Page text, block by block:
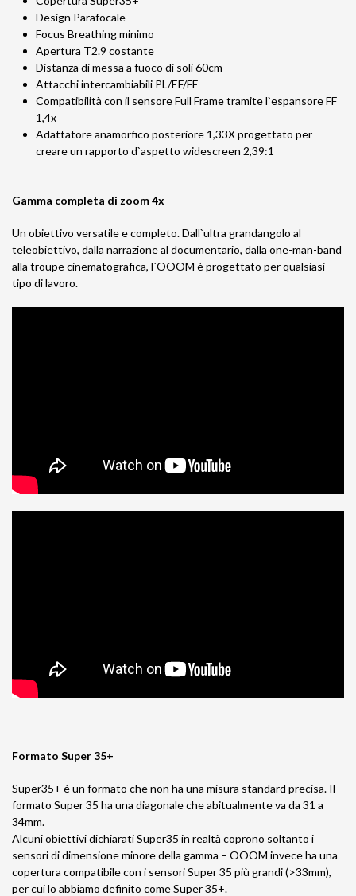
Design Parafocale
Focus Breathing minimo
Apertura T2.9 costante
Distanza di messa a fuoco di soli 60cm
Attacchi intercambiabili PL/EF/FE
Compatibilità con il sensore Full Frame tramite l`espansore FF
1,4x
Adattatore anamorfico posteriore 1,33X progettato per
creare un rapporto d`aspetto widescreen 2,39:1
Gamma completa di zoom 4x
Un obiettivo versatile e completo. Dall`ultra grandangolo al
teleobiettivo, dalla narrazione al documentario, dalla one-man-band
alla troupe cinematografica, l`OOOM è progettato per qualsiasi
tipo di lavoro.
Formato Super 35+
Super35+ è un formato che non ha una misura standard precisa. Il
formato Super 35 ha una diagonale che abitualmente va da 31 a
34mm.
Alcuni obiettivi dichiarati Super35 in realtà coprono soltanto i
sensori di dimensione minore della gamma – OOOM invece ha una
copertura compatibile con i sensori Super 35 più grandi (>33mm),
per cui lo abbiamo definito come Super 35+.